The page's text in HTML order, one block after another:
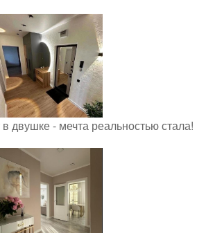
двушке - мечта реальностью стала!